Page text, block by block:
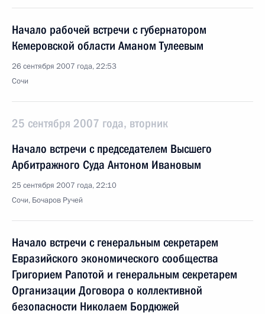
Начало рабочей встречи с губернатором
Кемеровской области Аманом Тулеевым
26 сентября 2007 года, 22:53
Сочи
25 сентября 2007 года, вторник
Начало встречи с председателем Высшего
Арбитражного Суда Антоном Ивановым
25 сентября 2007 года, 22:10
Сочи, Бочаров Ручей
Начало встречи с генеральным секретарем
Евразийского экономического сообщества
Григорием Рапотой и генеральным секретарем
Организации Договора о коллективной
безопасности Николаем Бордюжей